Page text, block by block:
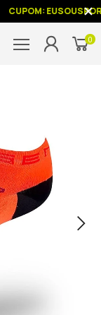
CUPOM:
0